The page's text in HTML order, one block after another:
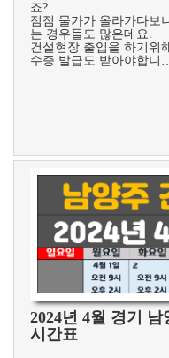
죠?
점점 물가가 올라가다보
는 경우들도 많은데요.
건설현장 출입을 하기위
수증 발급도 받아야합니…
2024년 4월 경기
시간표